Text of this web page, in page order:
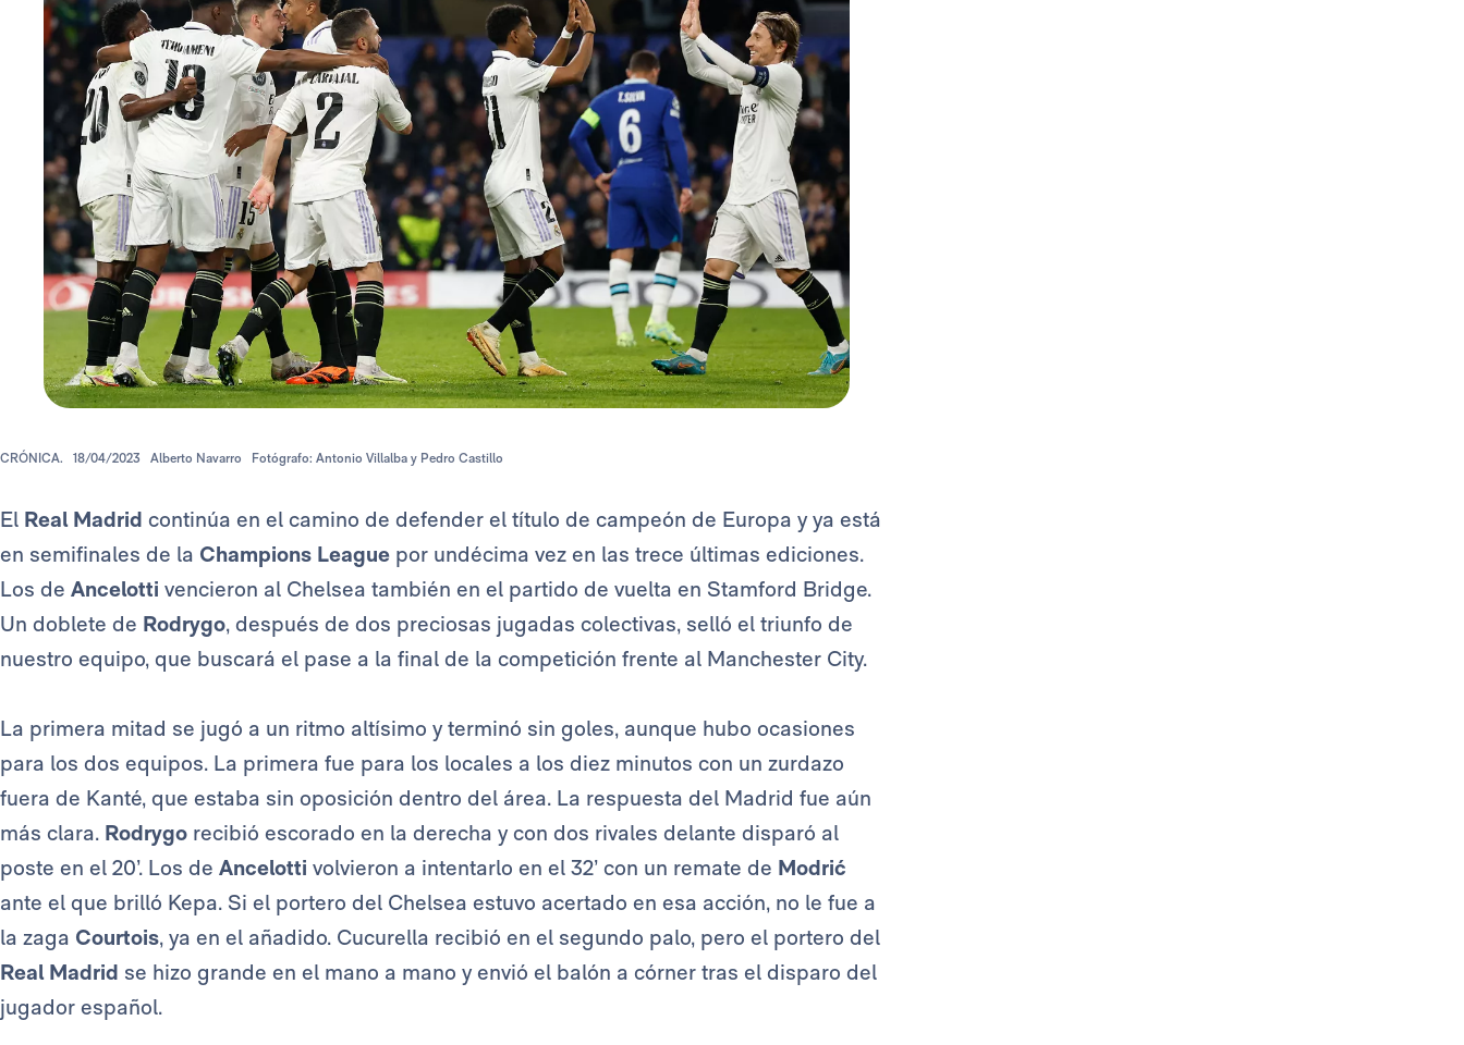
CRÓNICA. 18/04/2023 Alberto Navarro Fotógrafo: Antonio Villalba y Pedro Castillo
El Real Madrid continúa en el camino de defender el título de campeón de Europa y ya está
en semifinales de la Champions League por undécima vez en las trece últimas ediciones.
Los de Ancelotti vencieron al Chelsea también en el partido de vuelta en Stamford Bridge.
Un doblete de Rodrygo, después de dos preciosas jugadas colectivas, selló el triunfo de
nuestro equipo, que buscará el pase a la final de la competición frente al Manchester City.
La primera mitad se jugó a un ritmo altísimo y terminó sin goles, aunque hubo ocasiones
para los dos equipos. La primera fue para los locales a los diez minutos con un zurdazo
fuera de Kanté, que estaba sin oposición dentro del área. La respuesta del Madrid fue aún
más clara. Rodrygo recibió escorado en la derecha y con dos rivales delante disparó al
poste en el 20’. Los de Ancelotti volvieron a intentarlo en el 32’ con un remate de Modrić
ante el que brilló Kepa. Si el portero del Chelsea estuvo acertado en esa acción, no le fue a
la zaga Courtois, ya en el añadido. Cucurella recibió en el segundo palo, pero el portero del
Real Madrid se hizo grande en el mano a mano y envió el balón a córner tras el disparo del
jugador español.